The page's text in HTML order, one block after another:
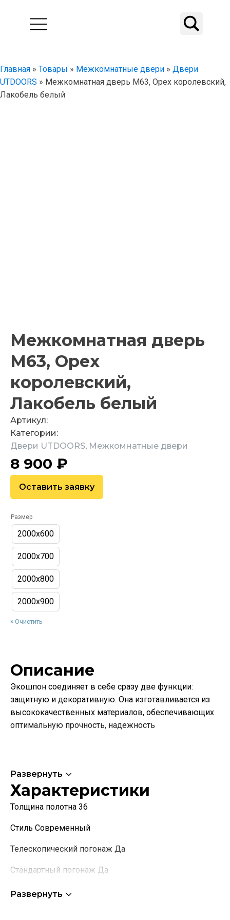
Главная » Товары » Межкомнатные двери » Двери
UTDOORS » Межкомнатная дверь M63, Орех королевский,
Лакобель белый
Межкомнатная дверь
M63, Орех
королевский,
Лакобель белый
Артикул:
Категории:
Двери UTDOORS, Межкомнатные двери
8 900 ₽
Оставить заявку
Размер
2000х600
2000х700
2000х800
2000х900
Очистить
Описание
Экошпон соединяет в себе сразу две функции:
защитную и декоративную. Она изготавливается из
высококачественных материалов, обеспечивающих
оптимальную прочность, надежность
Развернуть
Характеристики
Толщина полотна 36
Стиль Современный
Телескопический погонаж Да
Стандартный погонаж Да
Коллекция Серия M
Развернуть